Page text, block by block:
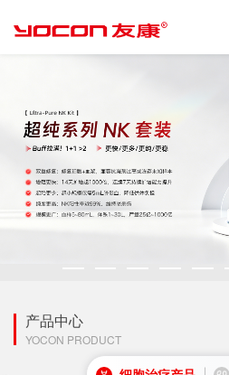
了解更多
产品中心
YOCON PRODUCT